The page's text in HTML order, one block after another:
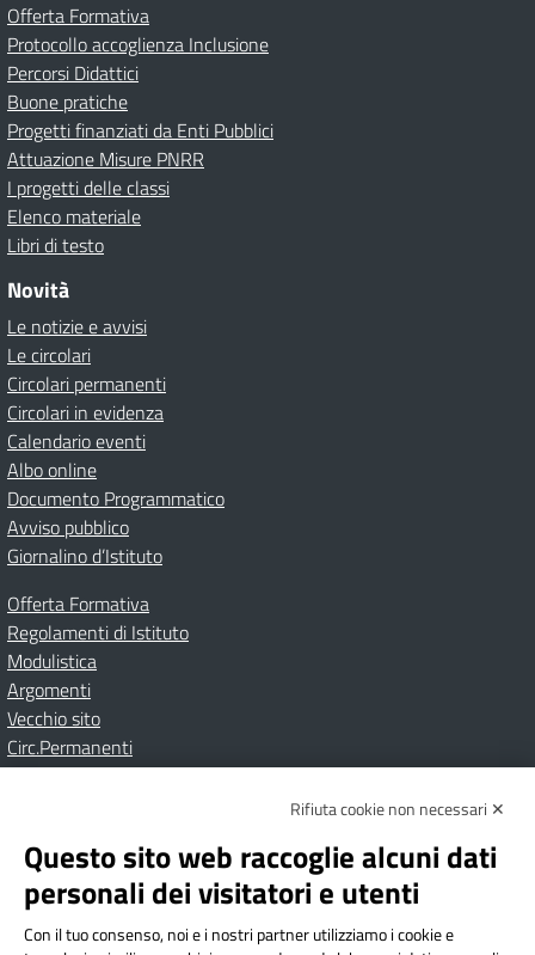
Offerta Formativa
Protocollo accoglienza Inclusione
Percorsi Didattici
Buone pratiche
Progetti finanziati da Enti Pubblici
Attuazione Misure PNRR
I progetti delle classi
Elenco materiale
Libri di testo
Novità
Le notizie e avvisi
Le circolari
Circolari permanenti
Circolari in evidenza
Calendario eventi
Albo online
Documento Programmatico
Avviso pubblico
Giornalino d’Istituto
Offerta Formativa
Regolamenti di Istituto
Modulistica
Argomenti
Vecchio sito
Circ.Permanenti
Albo onlinePrivacy Policy
Dichiarazione di accessibilità
Note Legali
Istituto Comprensivo Bricherasio
Rifiuta cookie non necessari ✕
Questo sito web raccoglie alcuni dati
personali dei visitatori e utenti
Con il tuo consenso, noi e i nostri partner utilizziamo i cookie e